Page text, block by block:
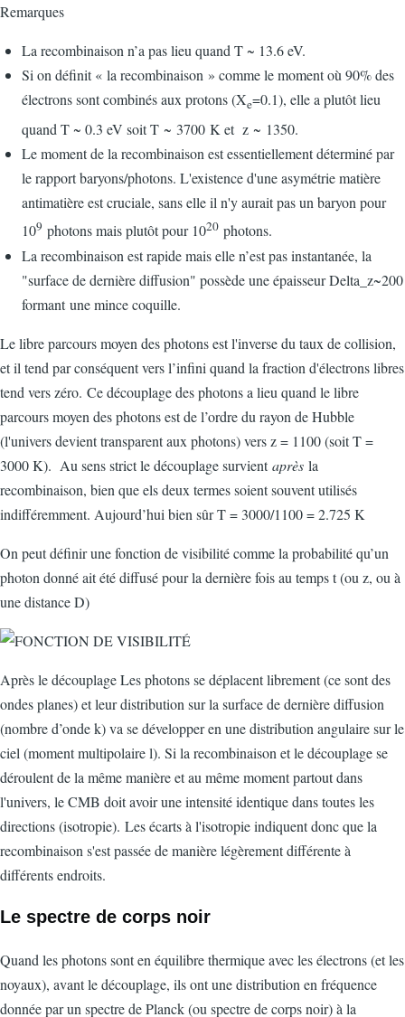
Remarques
La recombinaison n’a pas lieu quand T ~ 13.6 eV.
Si on définit « la recombinaison » comme le moment où 90% des
électrons sont combinés aux protons (Xe=0.1), elle a plutôt lieu
quand T ~ 0.3 eV soit T ~ 3700 K et z ~ 1350.
Le moment de la recombinaison est essentiellement déterminé par
le rapport baryons/photons. L'existence d'une asymétrie matière
antimatière est cruciale, sans elle il n'y aurait pas un baryon pour
109 photons mais plutôt pour 1020 photons.
La recombinaison est rapide mais elle n’est pas instantanée, la
"surface de dernière diffusion" possède une épaisseur Delta_z~200
formant une mince coquille.
Le libre parcours moyen des photons est l'inverse du taux de collision,
et il tend par conséquent vers l’infini quand la fraction d'électrons libres
tend vers zéro. Ce découplage des photons a lieu quand le libre
parcours moyen des photons est de l’ordre du rayon de Hubble
(l'univers devient transparent aux photons) vers z = 1100 (soit T =
3000 K). Au sens strict le découplage survientaprès la
recombinaison, bien que els deux termes soient souvent utilisés
indifféremment. Aujourd’hui bien sûr T = 3000/1100 = 2.725 K
On peut définir une fonction de visibilité comme la probabilité qu’un
photon donné ait été diffusé pour la dernière fois au temps t (ou z, ou à
une distance D)
Après le découplage Les photons se déplacent librement (ce sont des
ondes planes) et leur distribution sur la surface de dernière diffusion
(nombre d’onde k) va se développer en une distribution angulaire sur le
ciel (moment multipolaire l). Si la recombinaison et le découplage se
déroulent de la même manière et au même moment partout dans
l'univers, le CMB doit avoir une intensité identique dans toutes les
directions (isotropie). Les écarts à l'isotropie indiquent donc que la
recombinaison s'est passée de manière légèrement différente à
différents endroits.
Le spectre de corps noir
Quand les photons sont en équilibre thermique avec les électrons (et les
noyaux), avant le découplage, ils ont une distribution en fréquence
donnée par un spectre de Planck (ou spectre de corps noir) à la